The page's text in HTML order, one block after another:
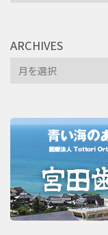
ARCHIVES
Archives